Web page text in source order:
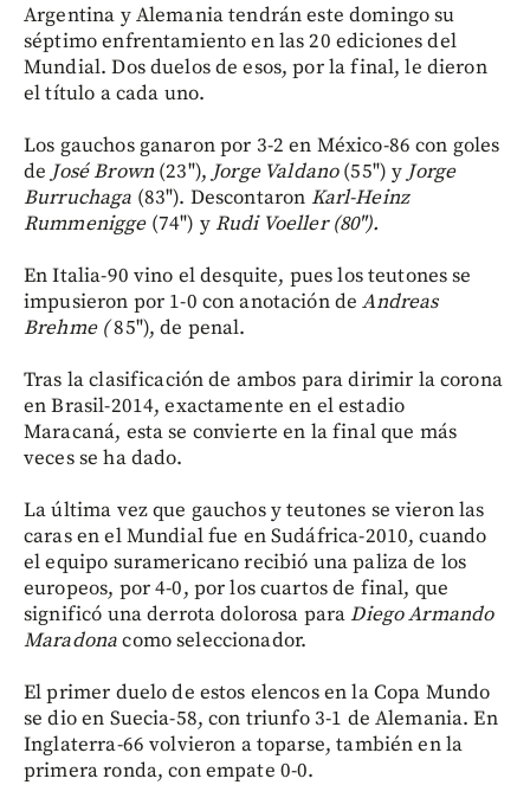
Argentina y Alemania tendrán este domingo su
séptimo enfrentamiento en las 20 ediciones del
Mundial. Dos duelos de esos, por la final, le dieron
el título a cada uno.
Los gauchos ganaron por 3-2 en México-86 con goles
de José Brown(23"), Jorge Valdano(55") y Jorge
Burruchaga (83"). Descontaron Karl-Heinz
Rummenigge(74") yRudi Voeller (80").
En Italia-90 vino el desquite, pues los teutones se
impusieron por 1-0 con anotación deAndreas
Brehme (85"), de penal.
Tras la clasificación de ambos para dirimir la corona
en Brasil-2014, exactamente en el estadio
Maracaná, esta se convierte en la final que más
veces se ha dado.
La última vez que gauchos y teutones se vieron las
caras en el Mundial fue en Sudáfrica-2010, cuando
el equipo suramericano recibió una paliza de los
europeos, por 4-0, por los cuartos de final, que
significó una derrota dolorosa paraDiego Armando
Maradonacomo seleccionador.
El primer duelo de estos elencos en la Copa Mundo
se dio en Suecia-58, con triunfo 3-1 de Alemania. En
Inglaterra-66 volvieron a toparse, también en la
primera ronda, con empate 0-0.